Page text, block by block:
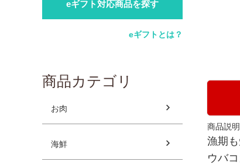
eギフト対応商品を探す
eギフトとは？
商品カテゴリ
お肉
海鮮
商品説明
漁期
ウバ